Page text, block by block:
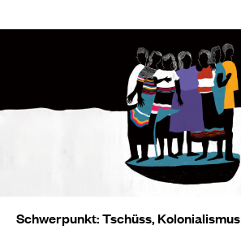
Schwerpunkt: Tschüss, Kolonialismus